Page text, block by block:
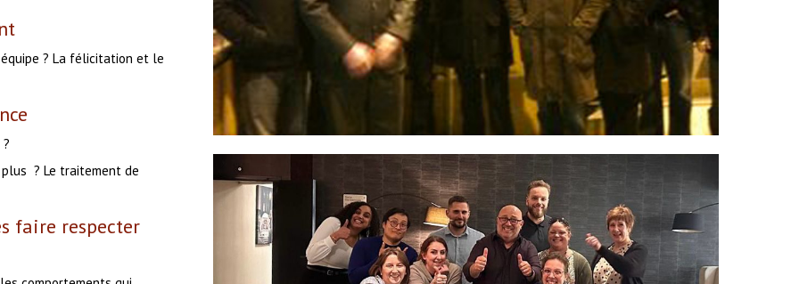
? La félicitation et le
plus ? Le traitement de
faire respecter